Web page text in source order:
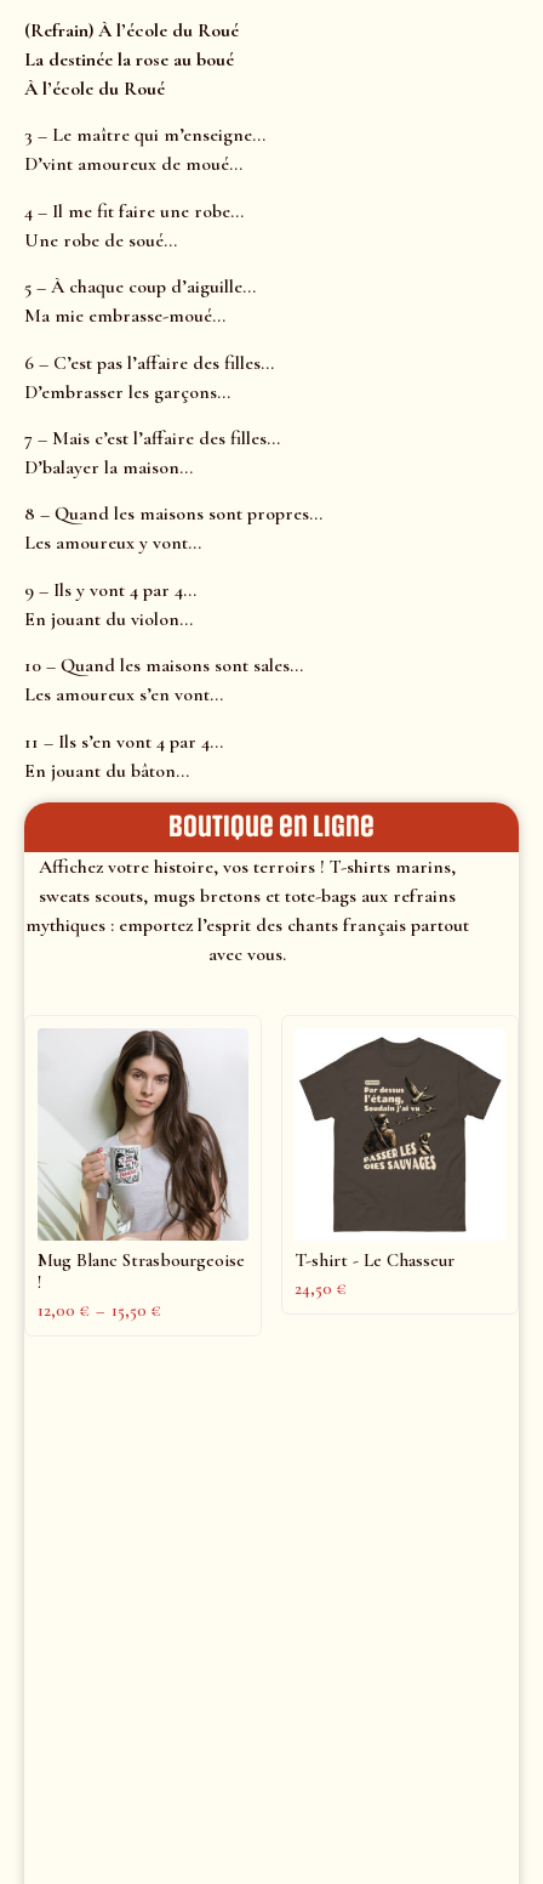
(Refrain) À l’école du Roué
La destinée la rose au boué
À l’école du Roué
3 – Le maître qui m’enseigne…
D’vint amoureux de moué…
4 – Il me fit faire une robe…
Une robe de soué…
5 – À chaque coup d’aiguille…
Ma mie embrasse-moué…
6 – C’est pas l’affaire des filles…
D’embrasser les garçons…
7 – Mais c’est l’affaire des filles…
D’balayer la maison…
8 – Quand les maisons sont propres…
Les amoureux y vont…
9 – Ils y vont 4 par 4…
En jouant du violon…
10 – Quand les maisons sont sales…
Les amoureux s’en vont…
11 – Ils s’en vont 4 par 4…
En jouant du bâton…
Boutique en ligne
Affichez votre histoire, vos terroirs ! T-shirts marins,
sweats scouts, mugs bretons et tote-bags aux refrains
mythiques : emportez l’esprit des chants français partout
avec vous.
Mug Blanc Strasbourgeoise
!
12,00 € – 15,50 €
T-shirt - Le Chasseur
24,50 €